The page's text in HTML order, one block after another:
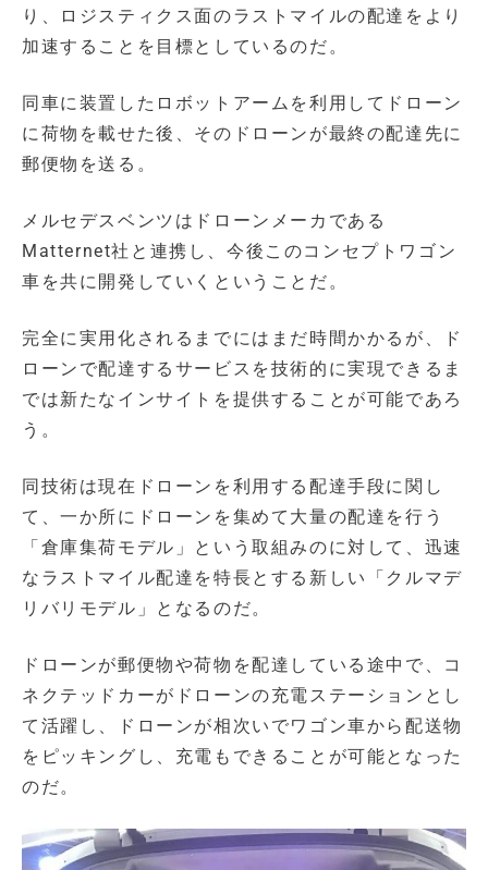
り、ロジスティクス面のラストマイルの配達をより
加速することを目標としているのだ。
同車に装置したロボットアームを利用してドローン
に荷物を載せた後、そのドローンが最終の配達先に
郵便物を送る。
メルセデスベンツはドローンメーカである
Matternet社と連携し、今後このコンセプトワゴン
車を共に開発していくということだ。
完全に実用化されるまでにはまだ時間かかるが、ド
ローンで配達するサービスを技術的に実現できるま
では新たなインサイトを提供することが可能であろ
う。
同技術は現在ドローンを利用する配達手段に関し
て、一か所にドローンを集めて大量の配達を行う
「倉庫集荷モデル」という取組みのに対して、迅速
なラストマイル配達を特長とする新しい「クルマデ
リバリモデル」となるのだ。
ドローンが郵便物や荷物を配達している途中で、コ
ネクテッドカーがドローンの充電ステーションとし
て活躍し、ドローンが相次いでワゴン車から配送物
をピッキングし、充電もできることが可能となった
のだ。